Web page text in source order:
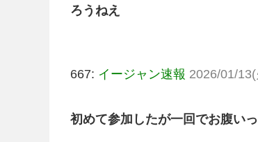
ろうねえ
667: イージャン速報 2026/01/
初めて参加したが一回でお腹い